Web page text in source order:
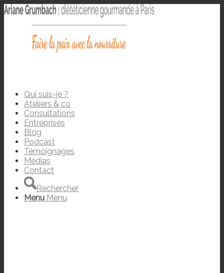
Qui suis-je ?
Ateliers & co
Consultations
Entreprises
Blog
Podcast
Témoignages
Médias
Contact
Rechercher
Menu Menu